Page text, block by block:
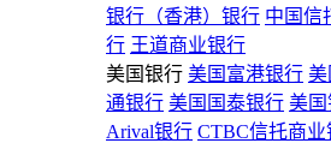
银行（香港）银行 中国信
行 王道商业银行
美国银行 美国富港银行 美
通银行 美国国泰银行 美
Arival银行 CTBC信托商业